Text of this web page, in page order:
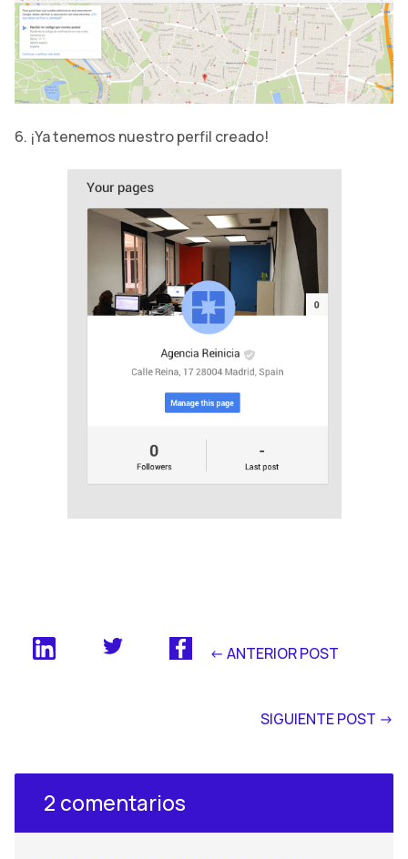
6. ¡Ya tenemos nuestro perfil creado!
<- ANTERIOR POST
SIGUIENTE POST ->
2 comentarios